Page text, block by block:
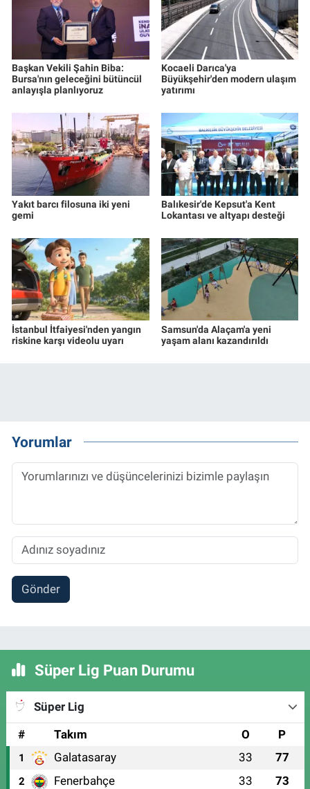
Başkan Vekili Şahin Biba:
Bursa'nın geleceğini bütüncül
anlayışla planlıyoruz
Kocaeli Darıca'ya
Büyükşehir'den modern ulaşım
yatırımı
Yakıt barcı filosuna iki yeni
gemi
Balıkesir'de Kepsut'a Kent
Lokantası ve altyapı desteği
İstanbul İtfaiyesi'nden yangın
riskine karşı videolu uyarı
Samsun'da Alaçam'a yeni
yaşam alanı kazandırıldı
Yorumlar
Gönder
Süper Lig Puan Durumu
Süper Lig
#
Takım O P
1 Galatasaray 33 77
2 Fenerbahçe 33 73